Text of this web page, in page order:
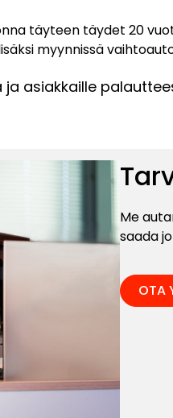
täyteen täydet 20
myynnissä
asiakkaille
Me
saada
OTA